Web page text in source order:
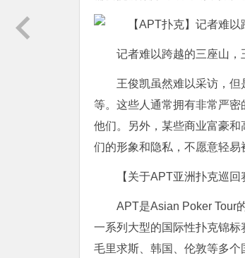
记者难以跨越的三座山，
王俊凯虽然难以采访，
等。这些人通常拥有非常严
他们。另外，某些商业富豪
们的形象和隐私，不愿意轻易
【关于APT亚洲扑克巡回
APT是Asian Poker Tour
一系列大型的国际性扑克锦标
毛里求斯、韩国、伦敦等多